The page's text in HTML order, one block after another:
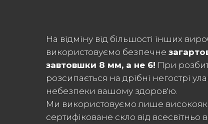
На відміну від більшості інших
використовуємо безпечне
завтовшки 8 мм, а не 6! При
розсипається на дрібні негострі
небезпеки вашому здоров'ю.
Ми використовуємо лише
сертифіковане скло від всесвітньо